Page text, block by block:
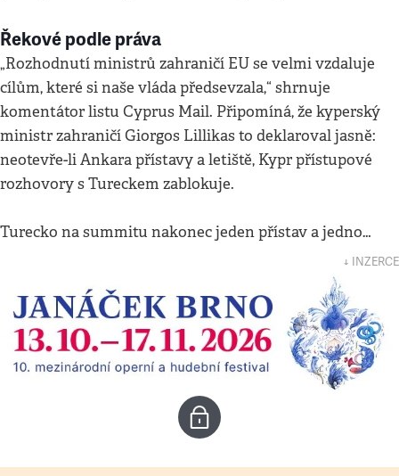
Řekové podle práva
„Rozhodnutí ministrů zahraničí EU se velmi vzdaluje
cílům, které si naše vláda předsevzala,“ shrnuje
komentátor listu Cyprus Mail. Připomíná, že kyperský
ministr zahraničí Giorgos Lillikas to deklaroval jasně:
neotevře-li Ankara přístavy a letiště, Kypr přístupové
rozhovory s Tureckem zablokuje.
Turecko na summitu nakonec jeden přístav a jedno…
↓ INZERCE